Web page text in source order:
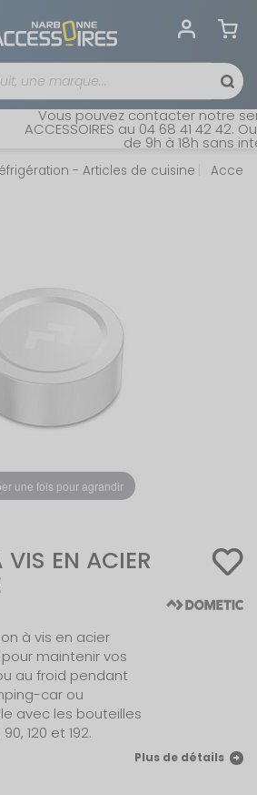
Vous pouvez contacter notre
ACCESSOIRES au 04 68 41 42 42.
de 9h à 18h sans
- Articles de cuisine
une fois pour agrandir
EN ACIER
à vis en acier
maintenir vos
au froid pendant
car ou
avec les bouteilles
120 et 192.
Plus de détails